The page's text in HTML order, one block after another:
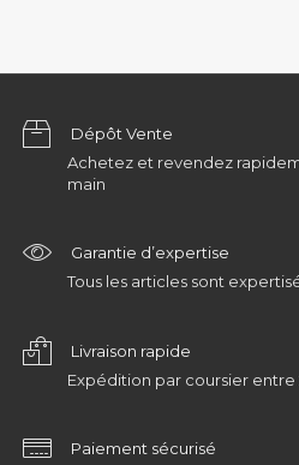
Dépôt Vente
Achetez et revendez
main
Garantie d’expertise
Tous les articles sont
Livraison rapide
Expédition par coursier entre
Paiement sécurisé